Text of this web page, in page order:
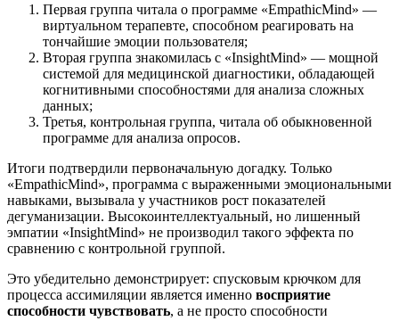
Первая группа читала о программе «EmpathicMind» —
виртуальном терапевте, способном реагировать на
тончайшие эмоции пользователя;
Вторая группа знакомилась с «InsightMind» — мощной
системой для медицинской диагностики, обладающей
когнитивными способностями для анализа сложных
данных;
Третья, контрольная группа, читала об обыкновенной
программе для анализа опросов.
Итоги подтвердили первоначальную догадку. Только
«EmpathicMind», программа с выраженными эмоциональными
навыками, вызывала у участников рост показателей
дегуманизации. Высокоинтеллектуальный, но лишенный
эмпатии «InsightMind» не производил такого эффекта по
сравнению с контрольной группой.
Это убедительно демонстрирует: спусковым крючком для
процесса ассимиляции является именно восприятие
способности чувствовать, а не просто способности